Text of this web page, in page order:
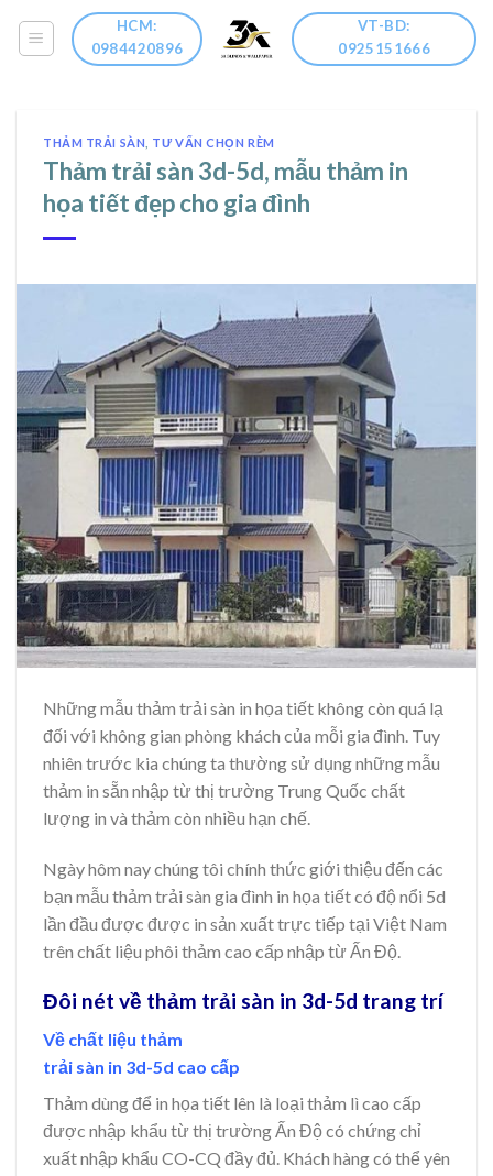
HCM:
0984420896
VT-BD:
0925151666
THẢM TRẢI SÀN TƯ VẤN CHỌN RÈM
Thảm trải sàn 3d-5d, mẫu thảm in
họa tiết đẹp cho gia đình
Những mẫu thảm trải sàn in họa tiết không còn quá lạ
đối với không gian phòng khách của mỗi gia đình. Tuy
nhiên trước kia chúng ta thường sử dụng những mẫu
thảm in sẵn nhập từ thị trường Trung Quốc chất
lượng in và thảm còn nhiều hạn chế.
Ngày hôm nay chúng tôi chính thức giới thiệu đến các
bạn mẫu thảm trải sàn gia đình in họa tiết có độ nổi 5d
lần đầu được được in sản xuất trực tiếp tại Việt Nam
trên chất liệu phôi thảm cao cấp nhập từ Ấn Độ.
Đôi nét về thảm trải sàn in 3d-5d trang trí
Về chất liệu thảm
trải sàn in 3d-5d cao cấp
Thảm dùng để in họa tiết lên là loại thảm lì cao cấp
được nhập khẩu từ thị trường Ấn Độ có chứng chỉ
xuất nhập khẩu CO-CQ đầy đủ. Khách hàng có thể yên